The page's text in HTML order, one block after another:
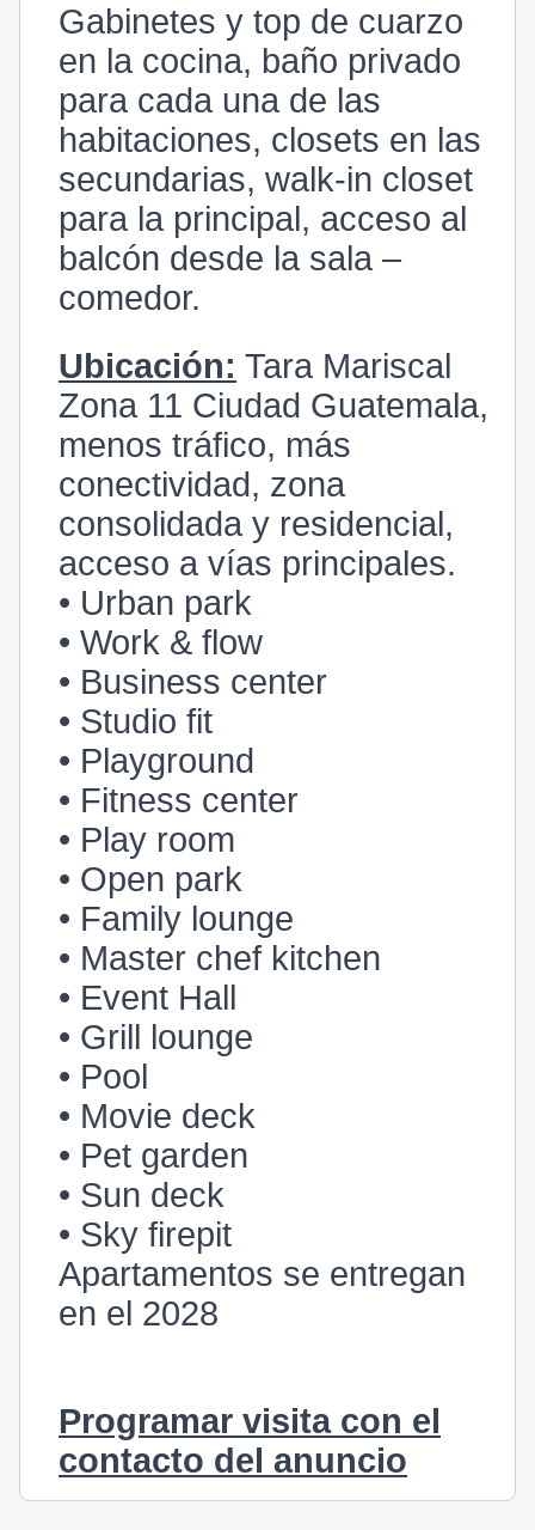
Gabinetes y top de cuarzo
en la cocina, baño privado
para cada una de las
habitaciones, closets en las
secundarias, walk-in closet
para la principal, acceso al
balcón desde la sala –
comedor.
Ubicación: Tara Mariscal
Zona 11 Ciudad Guatemala,
menos tráfico, más
conectividad, zona
consolidada y residencial,
acceso a vías principales.
• Urban park
• Work & flow
• Business center
• Studio fit
• Playground
• Fitness center
• Play room
• Open park
• Family lounge
• Master chef kitchen
• Event Hall
• Grill lounge
• Pool
• Movie deck
• Pet garden
• Sun deck
• Sky firepit
Apartamentos se entregan
en el 2028
Programar visita con el
contacto del anuncio